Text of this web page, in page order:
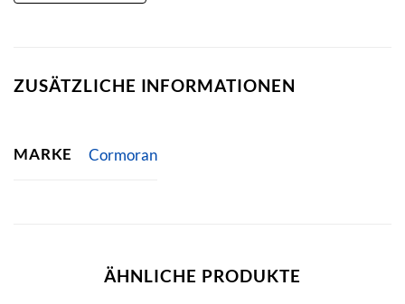
ZUSÄTZLICHE INFORMATIONEN
MARKE Cormoran
ÄHNLICHE PRODUKTE